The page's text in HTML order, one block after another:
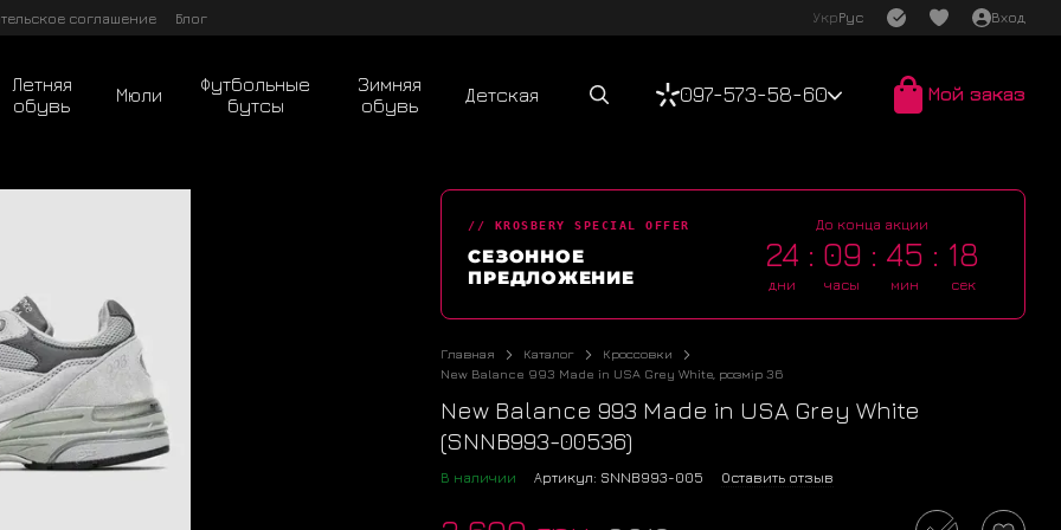
соглашение Блог УкрРус Вход
Летняя
обувь
Мюли
Футбольные
бутсы
Зимняя
обувь
Детская 097-573-58-60 Мой заказ
// KROSBERY SPECIAL OFFER
СЕЗОННОЕ
ПРЕДЛОЖЕНИЕ
До конца акции
24
дни
09
часы
45
мин
18
сек
Главная Каталог
Кроссовки
New Balance 993 Made in USA Grey White, розмір 36
New Balance 993 Made in USA Grey White
(SNNB993-00536)
В наличии Артикул: SNNB993-005 Оставить отзыв